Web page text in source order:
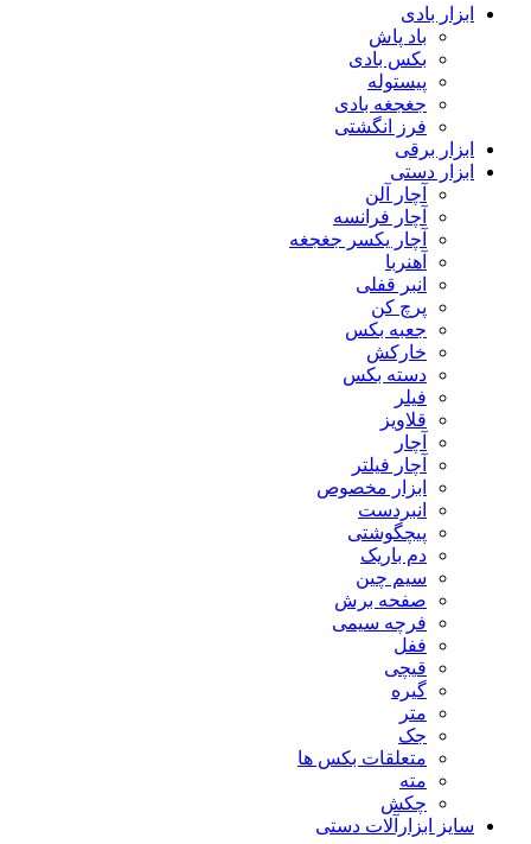
ابزار بادی
باد پاش
بکس بادی
پیستوله
جغجغه بادی
فرز انگشتی
ابزار برقی
ابزار دستی
آچار آلن
آچار فرانسه
آچار یکسر جغجغه
آهنربا
انبر قفلی
پرچ کن
جعبه بکس
خارکش
دسته بکس
فیلر
قلاویز
آچار
آچار فیلتر
ابزار مخصوص
انبردست
پیچگوشتی
دم باریک
سیم چین
صفحه برش
فرچه سیمی
ففل
قیچی
گیره
متر
جک
متعلقات بکس ها
مته
چکش
سایز ابزارآلات دستی